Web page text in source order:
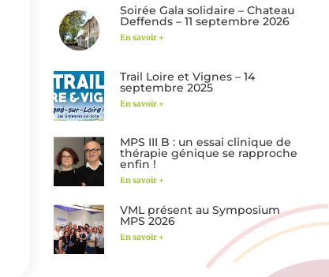
Soirée Gala solidaire – Chateau
Deffends – 11 septembre 2026
En savoir +
Trail Loire et Vignes – 14
septembre 2025
En savoir +
MPS III B : un essai clinique de
thérapie génique se rapproche
enfin !
En savoir +
VML présent au Symposium
MPS 2026
En savoir +